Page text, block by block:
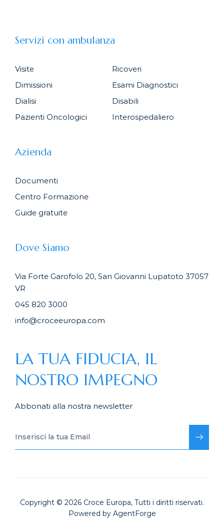
Servizi con ambulanza
Visite
Ricoveri
Dimissioni
Esami Diagnostici
Dialisi
Disabili
Pazienti Oncologici
Interospedaliero
Azienda
Documenti
Centro Formazione
Guide gratuite
Dove Siamo
Via Forte Garofolo 20, San Giovanni Lupatoto 37057
VR
045 820 3000
info@croceeuropa.com
LA TUA FIDUCIA, IL
NOSTRO IMPEGNO
Abbonati alla nostra newsletter
Copyright © 2026 Croce Europa, Tutti i diritti riservati.
Powered by AgentForge